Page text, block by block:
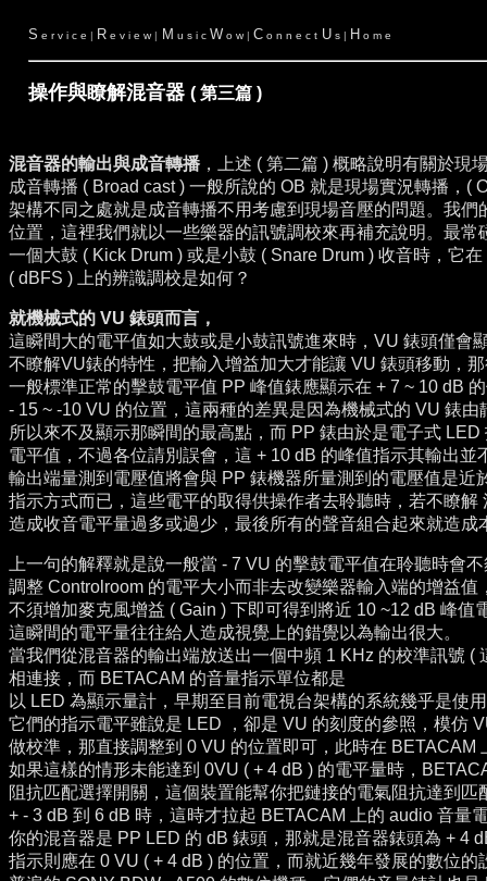
S e r v i c e | R e v i e w | M u s i c W o w | C o n n e c t U s | H o m e
操作與瞭解混音器 ( 第三篇 )
混音器的輸出與成音轉播 ，上述 ( 第二篇 ) 概略說明有關於現
成音轉播 ( Broad cast ) 一般所說的 OB 就是現場實況轉播，(
架構不同之處就是成音轉播不用考慮到現場音壓的問題。我們
位置，這裡我們就以一些樂器的訊號調校來再補充說明。最
一個大鼓 ( Kick Drum ) 或是小鼓 ( Snare Drum ) 收音時，它
( dBFS ) 上的辨識調校是如何？
就機械式的 VU 錶頭而言，
這瞬間大的電平值如大鼓或是小鼓訊號進來時，VU 錶頭僅會
不瞭解VU錶的特性，把輸入增益加大才能讓 VU 錶頭移動，
一般標準正常的擊鼓電平值 PP 峰值錶應顯示在 + 7 ~ 10 dB
- 15 ~ -10 VU 的位置，這兩種的差異是因為機械式的 VU 錶
所以來不及顯示那瞬間的最高點，而 PP 錶由於是電子式 LED
電平值，不過各位請別誤會，這 + 10 dB 的峰值指示其輸出
輸出端量測到電壓值將會與 PP 錶機器所量測到的電壓值是
指示方式而已，這些電平的取得供操作者去聆聽時，若不瞭
造成收音電平量過多或過少，最後所有的聲音組合起來就造成
上一句的解釋就是說一般當 - 7 VU 的擊鼓電平值在聆聽時會
調整 Controlroom 的電平大小而非去改變樂器輸入端的增益
不須增加麥克風增益 ( Gain ) 下即可得到將近 10 ~12 dB 峰
這瞬間的電平量往往給人造成視覺上的錯覺以為輸出很大。
當我們從混音器的輸出端放送出一個中頻 1 KHz 的校準訊號 (
相連接，而 BETACAM 的音量指示單位都是
以 LED 為顯示量計，早期至目前電視台架構的系統幾乎是使
它們的指示電平雖說是 LED ，卻是 VU 的刻度的參照，模仿
做校準，那直接調整到 0 VU 的位置即可，此時在 BETACAM
如果這樣的情形未能達到 0VU ( + 4 dB ) 的電平量時，
阻抗匹配選擇開關，這個裝置能幫你把鏈接的電氣阻抗達到
+ - 3 dB 到 6 dB 時，這時才拉起 BETACAM 上的 audio 音量
你的混音器是 PP LED 的 dB 錶頭，那就是混音器錶頭為 + 4
指示則應在 0 VU ( + 4 dB ) 的位置，而就近幾年發展的數位的